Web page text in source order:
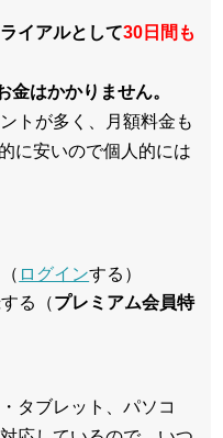
イアルとして30日間も
はかかりません。
トが多く、月額料金も
に安いので個人的には
ログインする）
る（プレミアム会員特
タブレット、パソコ